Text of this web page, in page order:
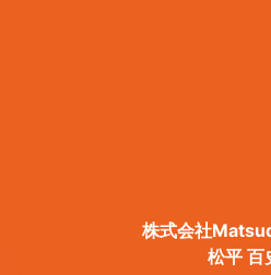
株式会社
松平 百